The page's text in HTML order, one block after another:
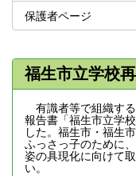
保護者ページ
福生市立学校
有識者等で組織す
報告書「福生市立学
した。福生市・福生
ふっさっ子のために
姿の具現化に向けて
い。